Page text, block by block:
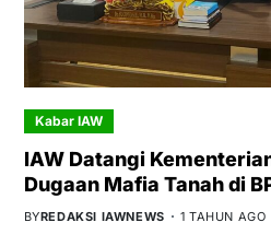
Kabar IAW
IAW Datangi
Dugaan Mafia Tanah di
BYREDAKSI IAWNEWS 1 TAHUN AGO